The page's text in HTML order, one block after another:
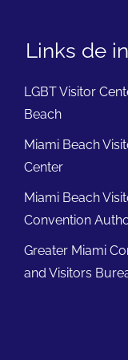
Links de
LGBT Visitor
Beach
Miami Beach
Center
Miami Beach
Convention
Greater Miami
and Visitors